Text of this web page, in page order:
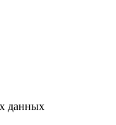
данных